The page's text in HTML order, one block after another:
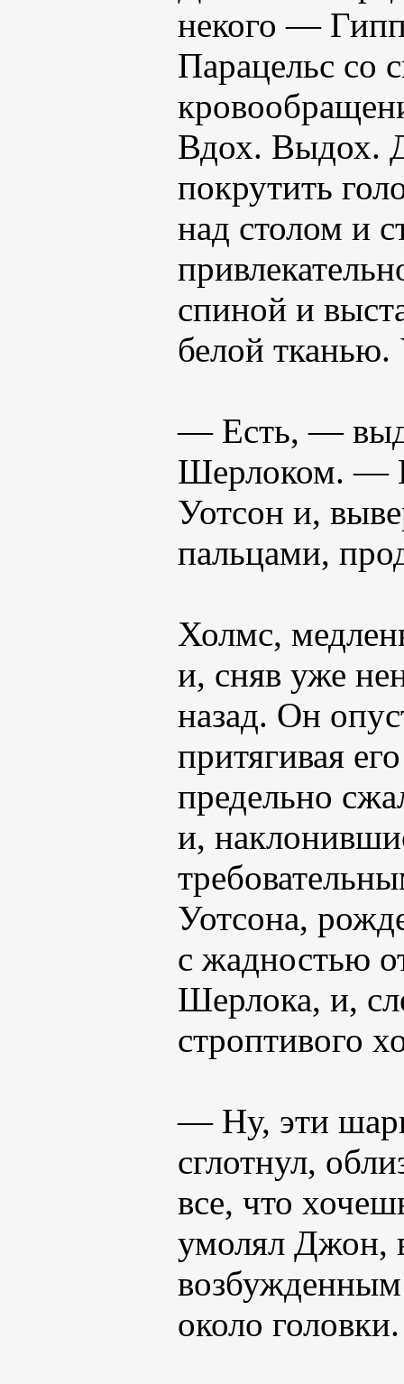
некого —
Парацельс со
Вдох. Выдох.
покрутить
над столом и
спиной и
белой тканью.
— Есть, —
Шерлоком. —
Уотсон и,
пальцами,
Холмс,
и, сняв уже
назад. Он
притягивая
предельно
и,
Уотсона,
с жадностью
Шерлока, и,
строптивого
— Ну, эти
сглотнул,
все, что
умолял Джон,
около головки.